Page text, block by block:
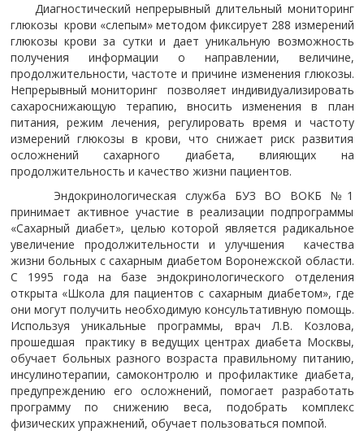
Диагностический непрерывный длительный мониторинг
глюкозы крови «слепым» методом фиксирует 288 измерений
глюкозы крови за сутки и дает уникальную возможность
получения информации о направлении, величине,
продолжительности, частоте и причине изменения глюкозы.
Непрерывный мониторинг позволяет индивидуализировать
сахароснижающую терапию, вносить изменения в план
питания, режим лечения, регулировать время и частоту
измерений глюкозы в крови, что снижает риск развития
осложнений сахарного диабета, влияющих на
продолжительность и качество жизни пациентов.
Эндокринологическая служба БУЗ ВО ВОКБ №1
принимает активное участие в реализации подпрограммы
«Сахарный диабет», целью которой является радикальное
увеличение продолжительности и улучшения качества
жизни больных с сахарным диабетом Воронежской области.
С 1995 года на базе эндокринологического отделения
открыта «Школа для пациентов с сахарным диабетом», где
они могут получить необходимую консультативную помощь.
Используя уникальные программы, врач Л.В. Козлова,
прошедшая практику в ведущих центрах диабета Москвы,
обучает больных разного возраста правильному питанию,
инсулинотерапии, самоконтролю и профилактике диабета,
предупреждению его осложнений, помогает разработать
программу по снижению веса, подобрать комплекс
физических упражнений, обучает пользоваться помпой.